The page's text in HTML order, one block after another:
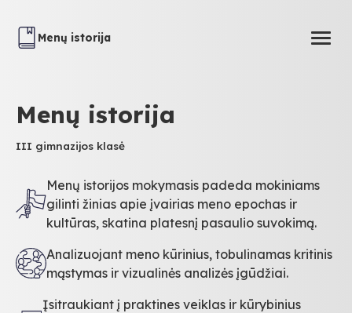
Menų istorija
Menų istorija
III gimnazijos klasė
Menų istorijos mokymasis padeda mokiniams
gilinti žinias apie įvairias meno epochas ir
kultūras, skatina platesnį pasaulio suvokimą.
Analizuojant meno kūrinius, tobulinamas kritinis
mąstymas ir vizualinės analizės įgūdžiai.
Įsitraukiant į praktines veiklas ir kūrybinius